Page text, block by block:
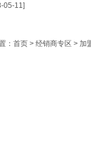
05-11]
： 首页 > 经销商专区 > 加